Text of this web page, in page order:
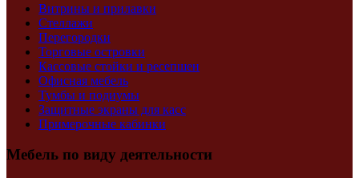
Витрины и прилавки
Стеллажи
Перегородки
Торговые островки
Кассовые стойки и ресепшен
Офисная мебель
Тумбы и подиумы
Защитные экраны для касс
Примерочные кабинки
Мебель по виду деятельности